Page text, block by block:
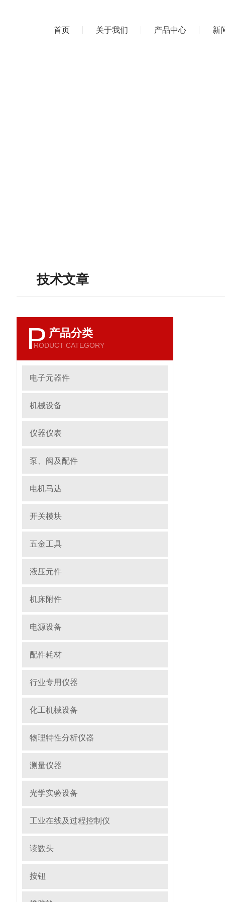
首页 关于我们 产品中心 新
技术文章
P 产品分类
RODUCT CATEGORY
电子元器件
机械设备
仪器仪表
泵、阀及配件
电机马达
开关模块
五金工具
液压元件
机床附件
电源设备
配件耗材
行业专用仪器
化工机械设备
物理特性分析仪器
测量仪器
光学实验设备
工业在线及过程控制仪
读数头
按钮